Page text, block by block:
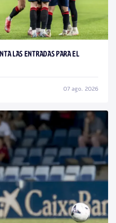
LAS ENTRADAS PARA EL
07 ago. 2026